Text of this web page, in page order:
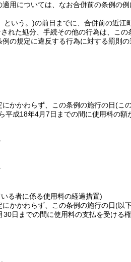
用については、なお合併前の条例の例
という。)の前日までに、合併前の近江
れた処分、手続その他の行為は、この
の規定に違反する行為に対する罰則
かかわらず、この条例の施行の日(こ
成18年4月7日までの間に使用料の額
る者に係る使用料の経過措置)
かかわらず、この条例の施行の日(以
日までの間に使用料の支払を受ける